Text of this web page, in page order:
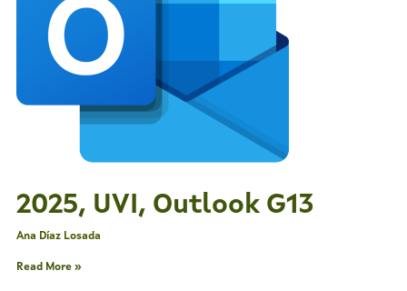
2025, UVI, Outlook G13
Ana Díaz Losada
Read More »